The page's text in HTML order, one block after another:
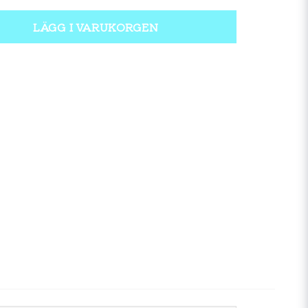
LÄGG I VARUKORGEN